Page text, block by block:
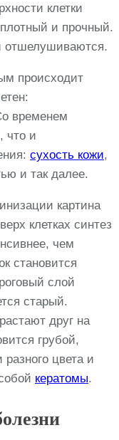
клетки
и прочный.
отшелушиваются.
происходит
временем
что и
сухость кожи,
и так далее.
картина
клетках синтез
чем
становится
слой
старый.
друг на
грубой,
цвета и
кератомы.